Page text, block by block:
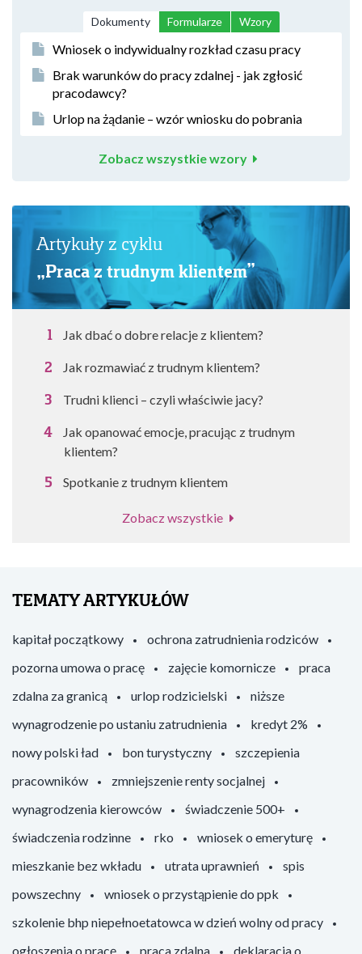
Dokumenty Formularze Wzory
Wniosek o indywidualny rozkład czasu pracy
Brak warunków do pracy zdalnej - jak zgłosić
pracodawcy?
Urlop na żądanie – wzór wniosku do pobrania
Zobacz wszystkie wzory
Artykuły z cyklu
„Praca z trudnym klientem”
Jak dbać o dobre relacje z klientem?
Jak rozmawiać z trudnym klientem?
Trudni klienci – czyli właściwie jacy?
Jak opanować emocje, pracując z trudnym
klientem?
Spotkanie z trudnym klientem
Zobacz wszystkie
TEMATY ARTYKUŁÓW
kapitał początkowy
ochrona zatrudnienia rodziców
pozorna umowa o pracę
zajęcie komornicze
praca
zdalna za granicą
urlop rodzicielski
niższe
wynagrodzenie po ustaniu zatrudnienia
kredyt 2%
nowy polski ład
bon turystyczny
szczepienia
pracowników
zmniejszenie renty socjalnej
wynagrodzenia kierowców
świadczenie 500+
świadczenia rodzinne
rko
wniosek o emeryturę
mieszkanie bez wkładu
utrata uprawnień
spis
powszechny
wniosek o przystąpienie do ppk
szkolenie bhp niepełnoetatowca w dzień wolny od pracy
ogłoszenia o pracę
praca zdalna deklaracja o